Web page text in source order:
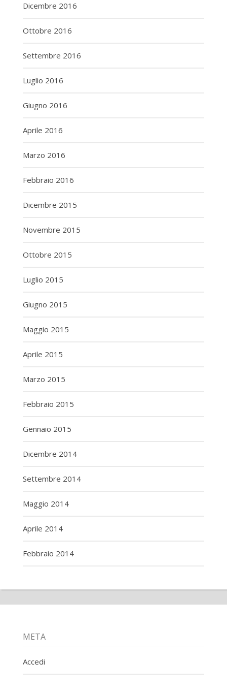
Dicembre 2016
Ottobre 2016
Settembre 2016
Luglio 2016
Giugno 2016
Aprile 2016
Marzo 2016
Febbraio 2016
Dicembre 2015
Novembre 2015
Ottobre 2015
Luglio 2015
Giugno 2015
Maggio 2015
Aprile 2015
Marzo 2015
Febbraio 2015
Gennaio 2015
Dicembre 2014
Settembre 2014
Maggio 2014
Aprile 2014
Febbraio 2014
META
Accedi